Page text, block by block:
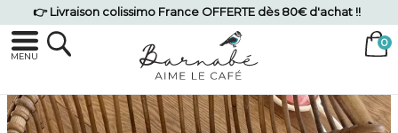
👉 Livraison colissimo France OFFERTE dès 80€ d'achat !!
MENU